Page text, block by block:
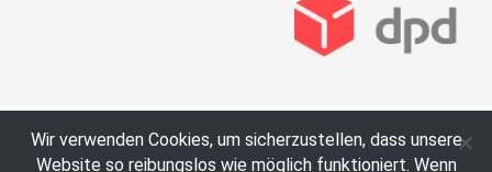
Wir verwenden Cookies, um sicherzustellen, dass unsere
Website so reibungslos wie möglich funktioniert. Wenn